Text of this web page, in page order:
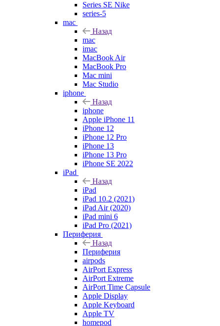
Series SE Nike
series-5
mac
Назад
mac
imac
MacBook Air
MacBook Pro
Mac mini
Mac Studio
iphone
Назад
iphone
Apple iPhone 11
iPhone 12
iPhone 12 Pro
iPhone 13
iPhone 13 Pro
iPhone SE 2022
iPad
Назад
iPad
iPad 10.2 (2021)
iPad Air (2020)
iPad mini 6
iPad Pro (2021)
Периферия
Назад
Периферия
airpods
AirPort Express
AirPort Extreme
AirPort Time Capsule
Apple Display
Apple Keyboard
Apple TV
homepod